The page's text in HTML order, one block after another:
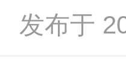
发布于